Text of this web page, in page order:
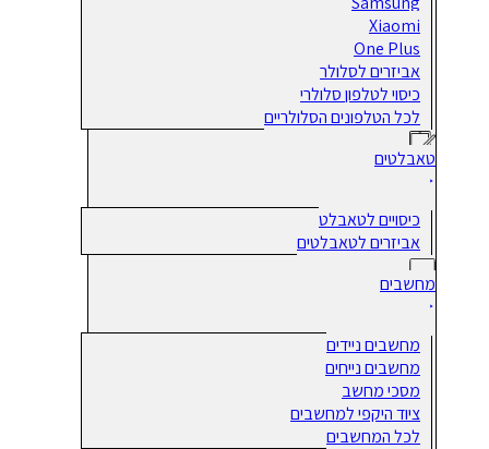
Xiaomi
One Plus
אביזרים לסלולר
כיסוי לטלפון סלולרי
לכל הטלפונים הסלולריים
טאבלטים
כיסויים לטאבלט
אביזרים לטאבלטים
מחשבים
מחשבים ניידים
מחשבים נייחים
מסכי מחשב
ציוד היקפי למחשבים
לכל המחשבים